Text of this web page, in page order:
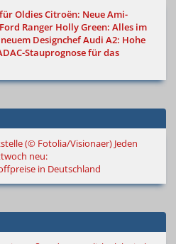
OldiesCitroën: Neue Ami-
Ford Ranger Holly Green: Alles im
DesignchefAudi A2: Hohe
Stauprognose für das
Jeden
neu:
in Deutschland